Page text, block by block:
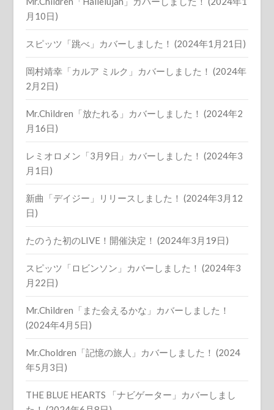
月10日)
スピッツ「跳べ」カバーしました！ (2024年1月21日)
岡村靖幸「カルア ミルク」カバーしました！ (2024年
2月2日)
Mr.Children「放たれる」カバーしました！ (2024年2
月16日)
レミオロメン「3月9日」カバーしました！ (2024年3
月1日)
新曲「デイジー」リリースしました！ (2024年3月12
日)
たのうた初のLIVE！開催決定！ (2024年3月19日)
スピッツ「ロビンソン」カバーしました！ (2024年3
月22日)
Mr.Children「また会えるかな」カバーしました！
(2024年4月5日)
Mr.Choldren「記憶の旅人」カバーしました！ (2024
年5月3日)
THE BLUE HEARTS 「ナビゲーター」カバーしまし